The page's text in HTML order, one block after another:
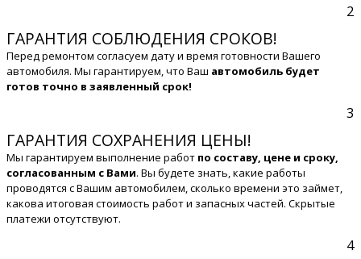
2
ГАРАНТИЯ СОБЛЮДЕНИЯ СРОКОВ!
Перед ремонтом согласуем дату и время готовности Вашего
автомобиля. Мы гарантируем, что Ваш автомобиль будет
готов точно в заявленный срок!
3
ГАРАНТИЯ СОХРАНЕНИЯ ЦЕНЫ!
Мы гарантируем выполнение работ по составу, цене и сроку,
согласованным с Вами. Вы будете знать, какие работы
проводятся с Вашим автомобилем, сколько времени это займет,
какова итоговая стоимость работ и запасных частей. Скрытые
платежи отсутствуют.
4